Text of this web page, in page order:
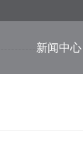
新闻中心